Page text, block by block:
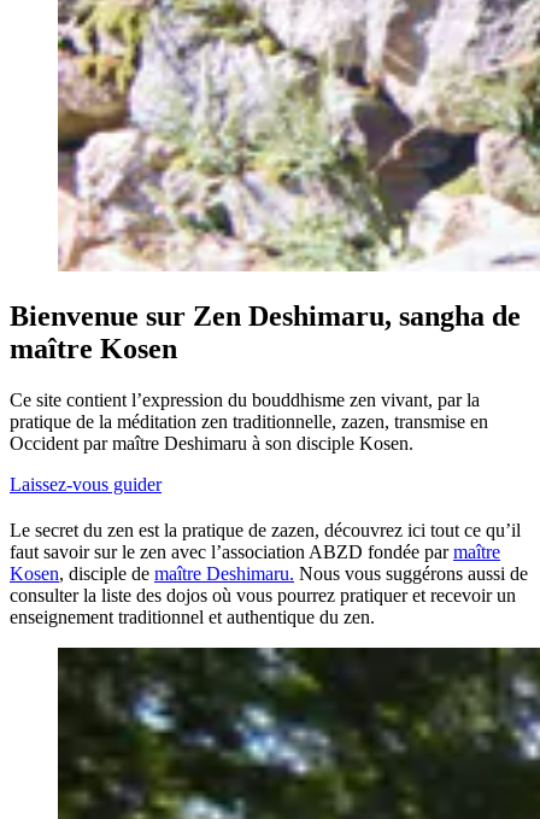
Bienvenue sur Zen Deshimaru, sangha de
maître Kosen
Ce site contient l’expression du bouddhisme zen vivant, par la
pratique de la méditation zen traditionnelle, zazen, transmise en
Occident par maître Deshimaru à son disciple Kosen.
Laissez-vous guider
Le secret du zen est la pratique de zazen, découvrez ici tout ce qu’il
faut savoir sur le zen avec l’association ABZD fondée parmaître
Kosen, disciple de maître Deshimaru. Nous vous suggérons aussi de
consulter la liste des dojos où vous pourrez pratiquer et recevoir un
enseignement traditionnel et authentique du zen.